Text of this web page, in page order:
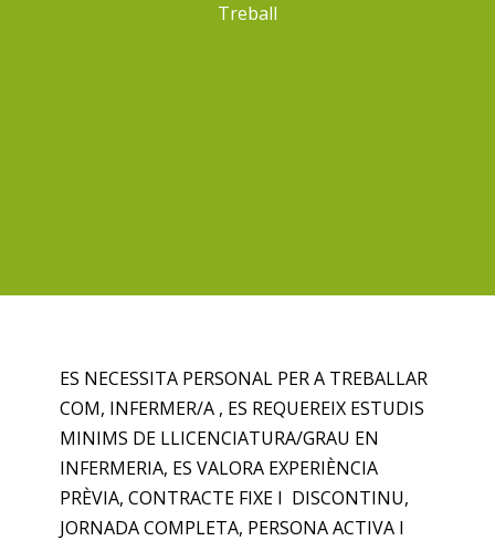
Treball
ES NECESSITA PERSONAL PER A TREBALLAR
COM, INFERMER/A , ES REQUEREIX ESTUDIS
MINIMS DE LLICENCIATURA/GRAU EN
INFERMERIA, ES VALORA EXPERIÈNCIA
PRÈVIA, CONTRACTE FIXE I DISCONTINU,
JORNADA COMPLETA, PERSONA ACTIVA I